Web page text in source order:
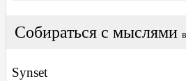
Собираться с мыслями
Synset